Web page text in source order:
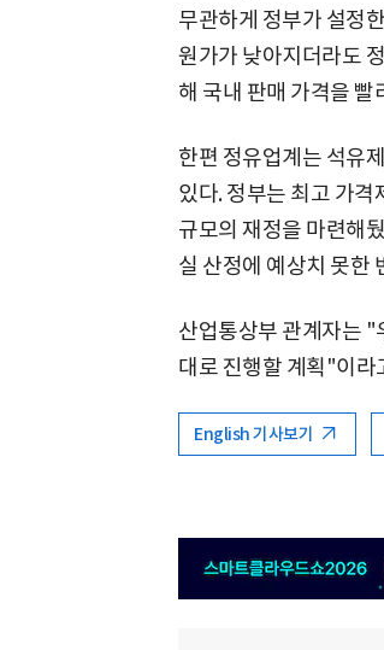
무관하게 정부가 설정
원가가 낮아지더라도
해 국내 판매 가격을
한편 정유업계는 석유
있다. 정부는 최고 가
규모의 재정을 마련해
실 산정에 예상치 못한
산업통상부 관계자는 "
대로 진행할 계획"이라
English 기사보기